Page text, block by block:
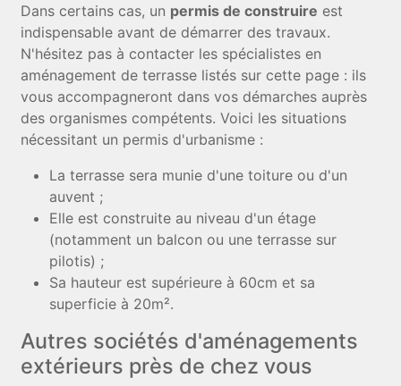
Dans certains cas, un permis de construire est
indispensable avant de démarrer des travaux.
N'hésitez pas à contacter les spécialistes en
aménagement de terrasse listés sur cette page : ils
vous accompagneront dans vos démarches auprès
des organismes compétents. Voici les situations
nécessitant un permis d'urbanisme :
La terrasse sera munie d'une toiture ou d'un
auvent ;
Elle est construite au niveau d'un étage
(notamment un balcon ou une terrasse sur
pilotis) ;
Sa hauteur est supérieure à 60cm et sa
superficie à 20m².
Autres sociétés d'aménagements
extérieurs près de chez vous